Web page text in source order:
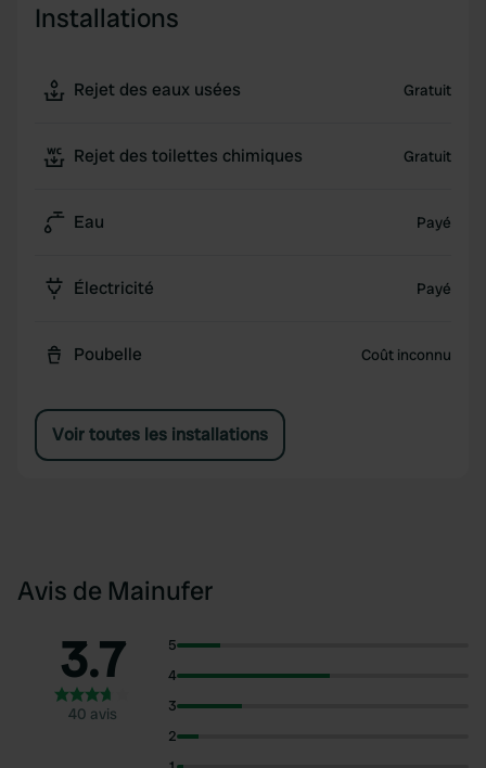
Installations
Rejet des eaux usées Gratuit
Rejet des toilettes chimiques Gratuit
Eau Payé
Électricité Payé
Poubelle Coût inconnu
Voir toutes les installations
Avis de Mainufer
3.7
40 avis
5
4
3
2